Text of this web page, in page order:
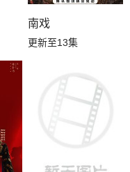
南戏
更新至13集